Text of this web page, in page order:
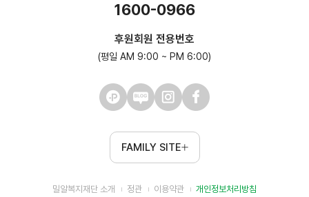
1600-0966
후원회원 전용번호
(평일 AM 9:00 ~ PM 6:00)
FAMILY SITE
밀알복지재단 소개 정관 이용약관 개인정보처리방침